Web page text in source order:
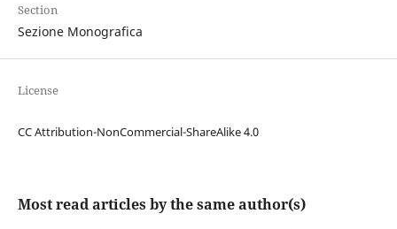
Section
Sezione Monografica
License
CC Attribution-NonCommercial-ShareAlike 4.0
Most read articles by the same author(s)